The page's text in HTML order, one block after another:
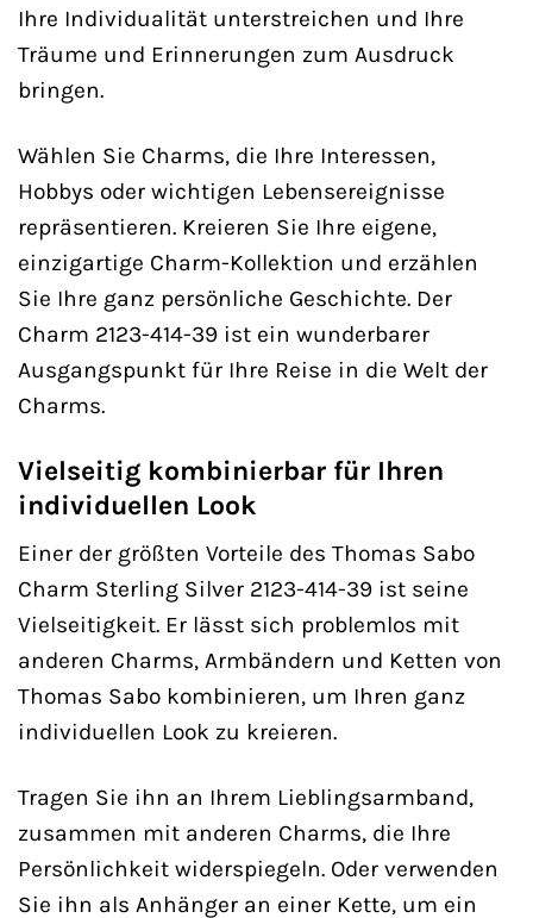
Ihre Individualität unterstreichen und Ihre
Träume und Erinnerungen zum Ausdruck
bringen.
Wählen Sie Charms, die Ihre Interessen,
Hobbys oder wichtigen Lebensereignisse
repräsentieren. Kreieren Sie Ihre eigene,
einzigartige Charm-Kollektion und erzählen
Sie Ihre ganz persönliche Geschichte. Der
Charm 2123-414-39 ist ein wunderbarer
Ausgangspunkt für Ihre Reise in die Welt der
Charms.
Vielseitig kombinierbar für Ihren
individuellen Look
Einer der größten Vorteile des Thomas Sabo
Charm Sterling Silver 2123-414-39 ist seine
Vielseitigkeit. Er lässt sich problemlos mit
anderen Charms, Armbändern und Ketten von
Thomas Sabo kombinieren, um Ihren ganz
individuellen Look zu kreieren.
Tragen Sie ihn an Ihrem Lieblingsarmband,
zusammen mit anderen Charms, die Ihre
Persönlichkeit widerspiegeln. Oder verwenden
Sie ihn als Anhänger an einer Kette, um ein